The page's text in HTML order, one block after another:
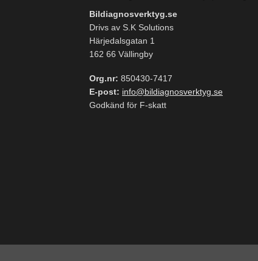
Bildiagnosverktyg.se
Drivs av S.K Solutions
Härjedalsgatan 1
162 66 Vällingby
Org.nr: 850430-7417
E-post: info@bildiagnosverktyg.se
Godkänd för F-skatt